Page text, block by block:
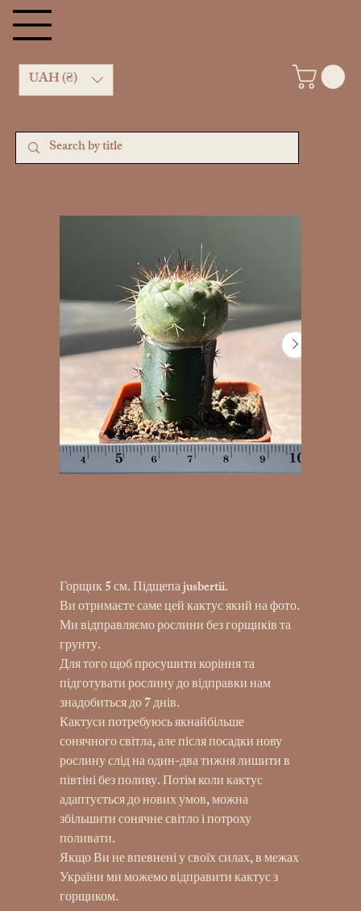
UAH (₴)
Горщик 5 см. Підщепа jusbertii.
Ви отримаєте саме цей кактус який на фото.
Ми відправляємо рослини без горщиків та
грунту.
Для того щоб просушити коріння та
підготувати рослину до відправки нам
знадобиться до 7 днів.
Кактуси потребуюсь якнайбільше
сонячного світла, але після посадки нову
рослину слід на один-два тижня лишити в
півтіні без поливу. Потім коли кактус
адаптується до нових умов, можна
збільшити сонячне світло і потроху
поливати.
Якщо Ви не впевнені у своїх силах, в межах
України ми можемо відправити кактус з
горщиком.